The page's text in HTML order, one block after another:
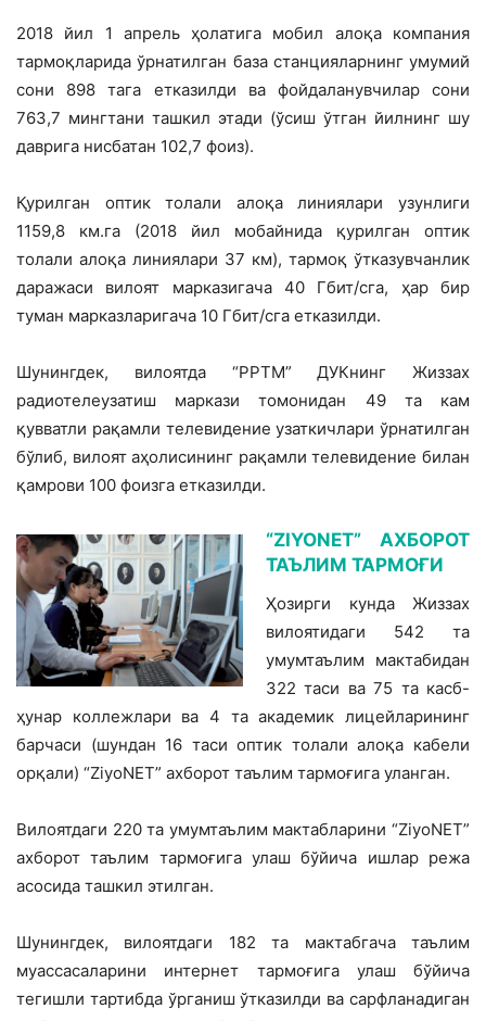
2018 йил 1 апрель ҳолатига мобил алоқа компания
тармоқларида ўрнатилган база станцияларнинг умумий
сони 898 тага етказилди ва фойдаланувчилар сони
763,7 мингтани ташкил этади (ўсиш ўтган йилнинг шу
даврига нисбатан 102,7 фоиз).
Қурилган оптик толали алоқа линиялари узунлиги
1159,8 км.га (2018 йил мобайнида қурилган оптик
толали алоқа линиялари 37 км), тармоқ ўтказувчанлик
даражаси вилоят марказигача 40 Гбит/сга, ҳар бир
туман марказларигача 10 Гбит/сга етказилди.
Шунингдек, вилоятда “РРТМ” ДУКнинг Жиззах
радиотелеузатиш маркази томони­дан 49 та кам
қувватли рақамли телевиде­ние узаткичлари ўрнатилган
бўлиб, вилоят аҳолисининг рақамли телевидение билан
қамрови 100 фоизга етказилди.
“ZIYONET” АХБОРОТ
ТАЪЛИМ ТАРМОҒИ
Ҳозирги кунда Жиззах
вилоятидаги 542 та
умумтаълим мактабидан
322 таси ва 75 та касб-
ҳунар коллежлари ва 4 та академик лицейларининг
барчаси (шундан 16 таси оптик толали алоқа кабели
орқа­ли) “ZiyoNET” ахборот таълим тармоғига уланган.
Вилоятдаги 220 та умумтаълим мактабларини “ZiyoNET”
ахборот таълим тар­моғига улаш бўйича ишлар режа
асосида ташкил этилган.
Шунингдек, вилоятдаги 182 та мактабгача таълим
муассасаларини интернет тармоғига улаш бўйича
тегишли тартибда ўрганиш ўтказилди ва сарфланадиган